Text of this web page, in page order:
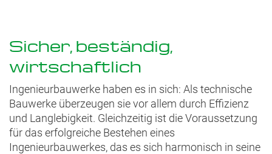
Sicher, beständig,
wirtschaftlich
Ingenieurbauwerke haben es in sich: Als technische
Bauwerke überzeugen sie vor allem durch Effizienz
und Langlebigkeit. Gleichzeitig ist die Voraussetzung
für das erfolgreiche Bestehen eines
Ingenieurbauwerkes, das es sich harmonisch in seine